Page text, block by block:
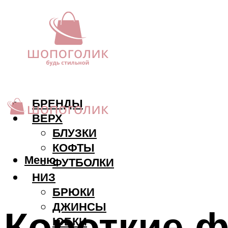
БРЕНДЫ
ВЕРХ
БЛУЗКИ
КОФТЫ
ФУТБОЛКИ
НИЗ
БРЮКИ
ДЖИНСЫ
ЮБКИ
Меню